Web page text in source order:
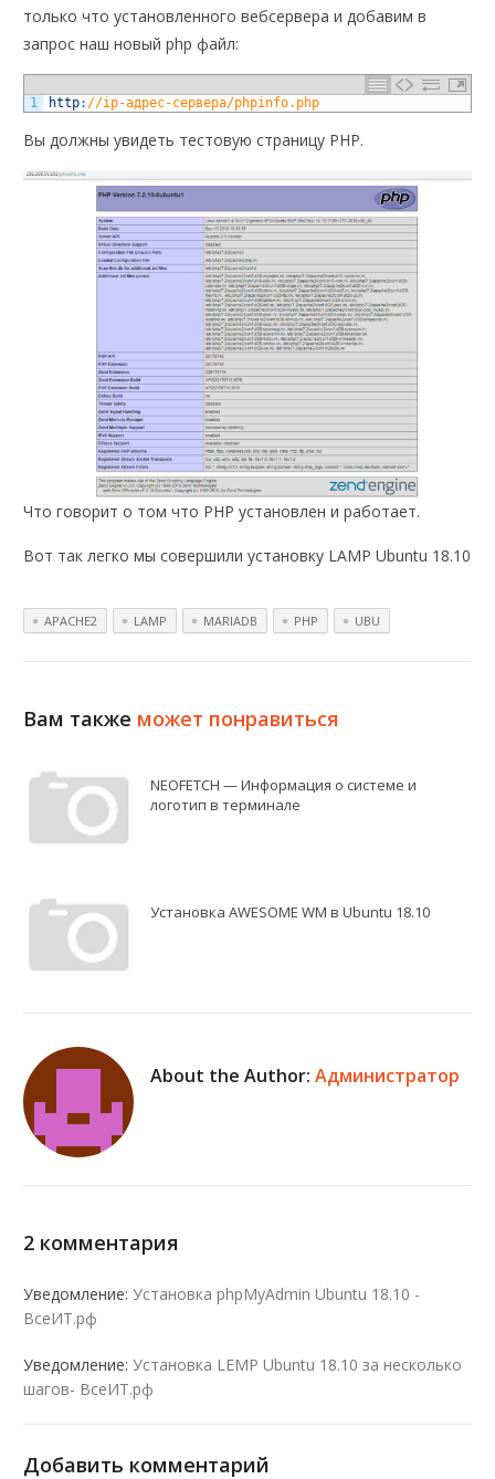
только что установленного вебсервера и добавим в
запрос наш новый php файл:
1 http: //ip-адрес-сервера/phpinfo.php
Вы должны увидеть тестовую страницу PHP.
Что говорит о том что PHP установлен и работает.
Вот так легко мы совершили установку LAMP Ubuntu 18.10
APACHE2 LAMP MARIADB PHP UBU
Вам также может понравиться
NEOFETCH — Информация о системе и
логотип в терминале
Установка AWESOME WM в Ubuntu 18.10
About the Author:Администратор
2 комментария
Уведомление:Установка phpMyAdmin Ubuntu 18.10 -
ВсеИТ.рф
Уведомление:Установка LEMP Ubuntu 18.10 за несколько
шагов- ВсеИТ.рф
Добавить комментарий